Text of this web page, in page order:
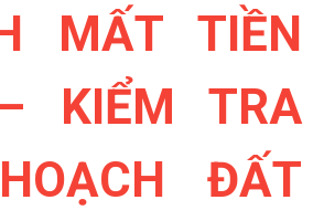
MẤT TIỀN
KIỂM TRA
ĐẤT